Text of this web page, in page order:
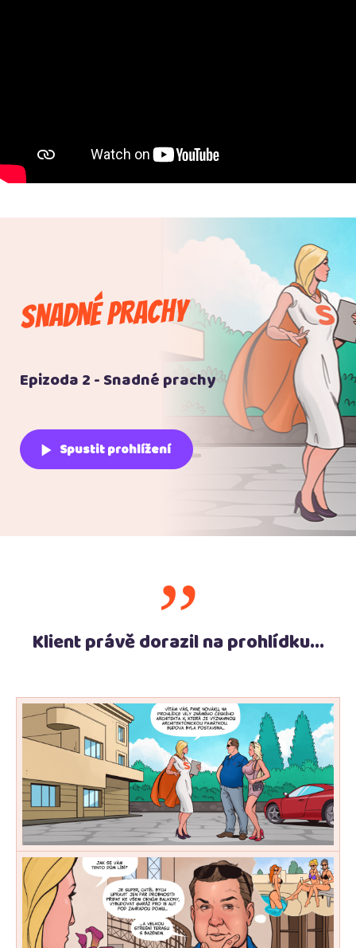
Snadné prachy
Epizoda 2 - Snadné prachy
play_arrow Spustit prohlížení
”
Klient právě dorazil na prohlídku...